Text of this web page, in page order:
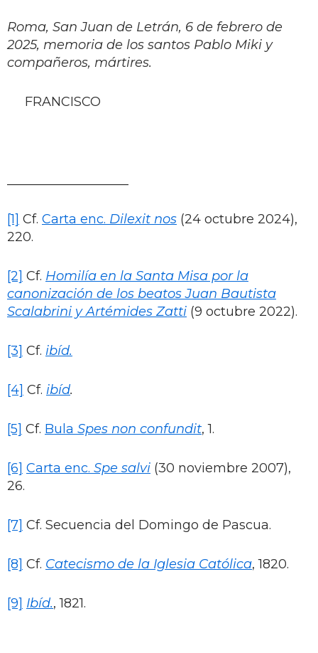
Roma, San Juan de Letrán, 6 de febrero de
2025, memoria de los santos Pablo Miki y
compañeros, mártires.
FRANCISCO
[1] Cf. Carta enc. Dilexit nos (24 octubre 2024),
220.
[2] Cf. Homilía en la Santa Misa por la
canonización de los beatos Juan Bautista
Scalabrini y Artémides Zatti (9 octubre 2022).
[3] Cf. ibíd.
[4] Cf. ibíd.
[5] Cf. Bula Spes non confundit, 1.
[6] Carta enc. Spe salvi (30 noviembre 2007),
26.
[7] Cf. Secuencia del Domingo de Pascua.
[8] Cf. Catecismo de la Iglesia Católica, 1820.
[9] Ibíd., 1821.